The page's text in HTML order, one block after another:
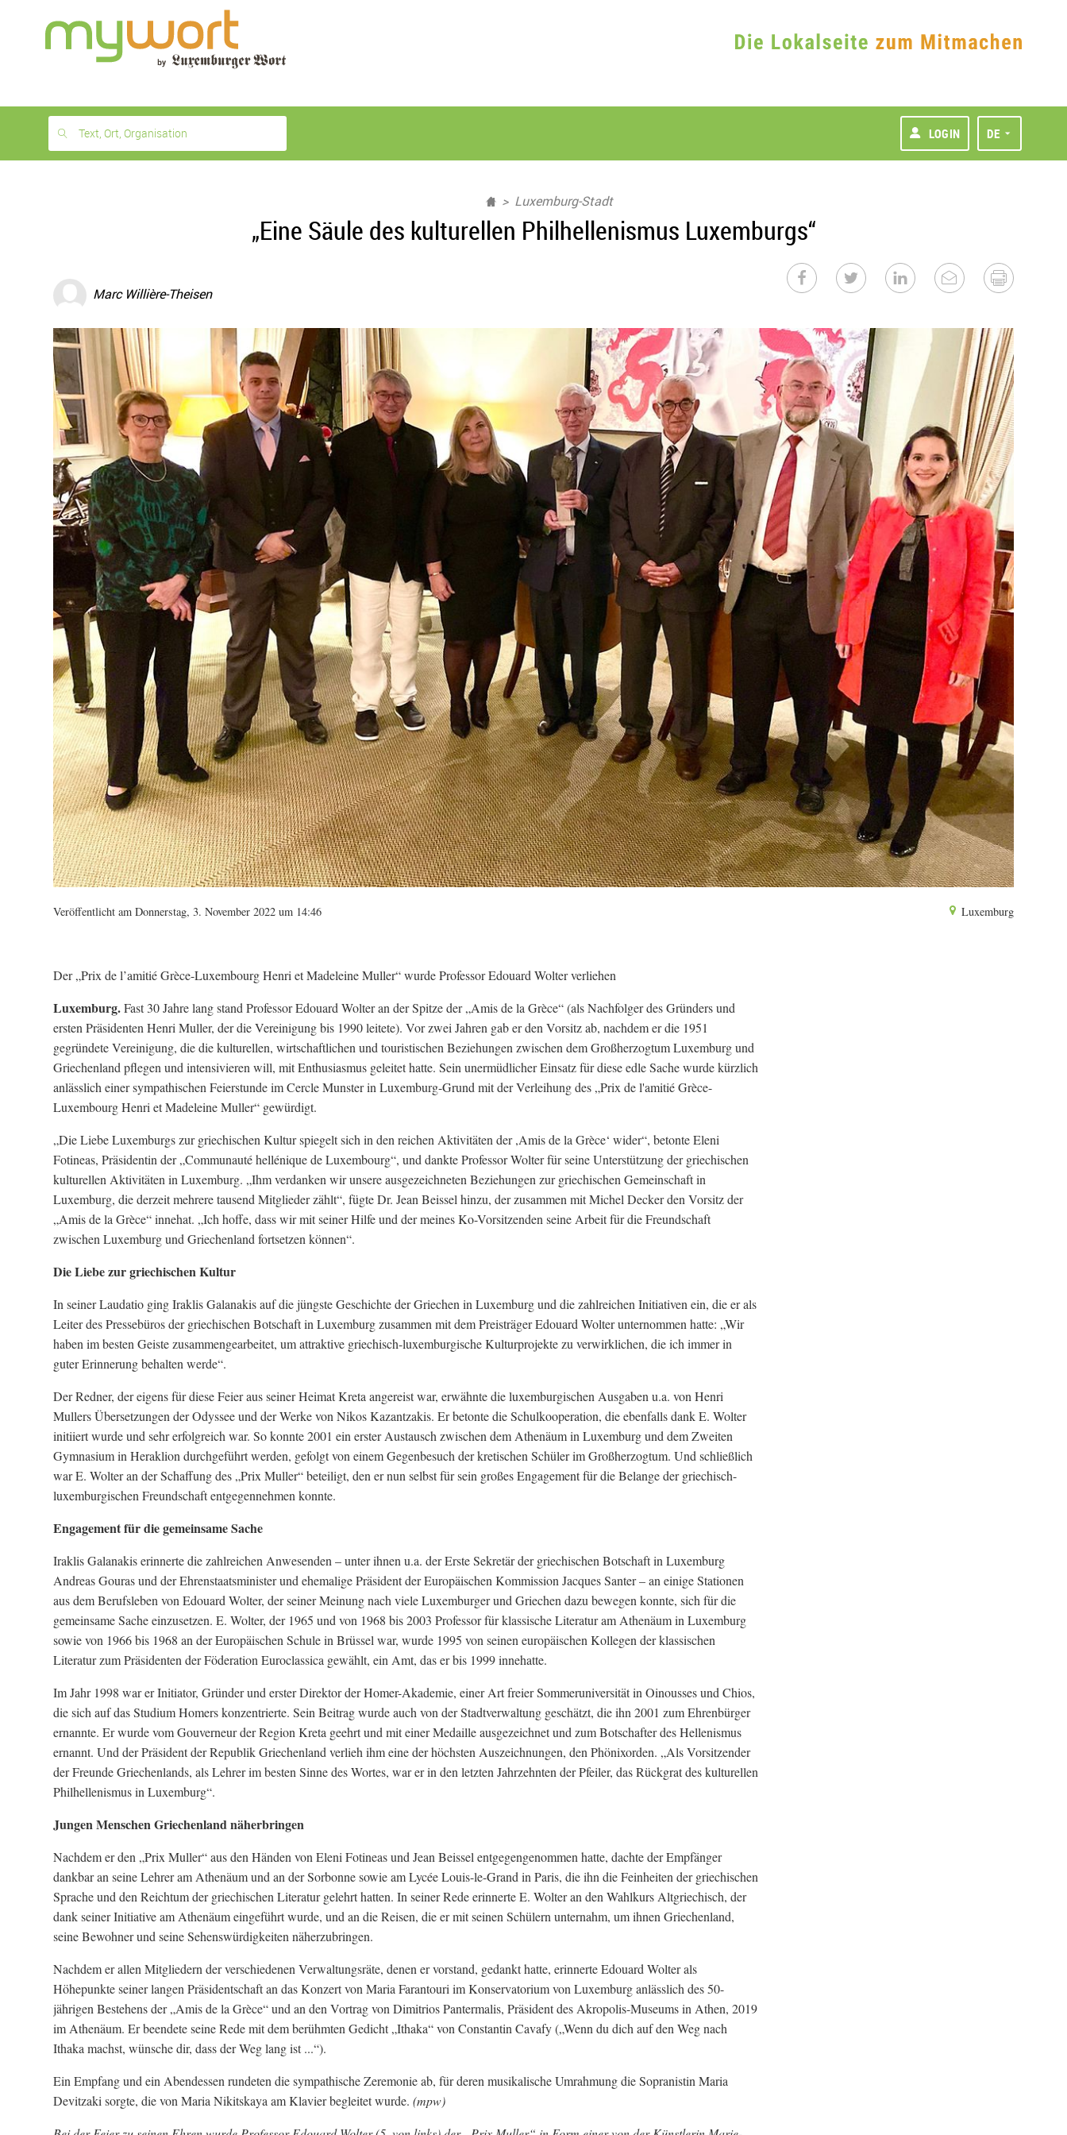
month
free
Text, Ort, Organisation LOGIN DE
Luxemburg-Stadt
„Eine Säule des kulturellen Philhellenismus Luxemburgs“
Marc Willière-Theisen
Veröffentlicht am Donnerstag, 3. November 2022 um 14:46 Luxemburg
Der „Prix de l’amitié Grèce-Luxembourg Henri et Madeleine Muller“ wurde Professor Edouard Wolter verliehen
Luxemburg.Fast 30 Jahre lang stand Professor Edouard Wolter an der Spitze der „Amis de la Grèce“ (als Nachfolger des Gründers und
ersten Präsidenten Henri Muller, der die Vereinigung bis 1990 leitete). Vor zwei Jahren gab er den Vorsitz ab, nachdem er die 1951
gegründete Vereinigung, die die kulturellen, wirtschaftlichen und touristischen Beziehungen zwischen dem Großherzogtum Luxemburg und
Griechenland pflegen und intensivieren will, mit Enthusiasmus geleitet hatte. Sein unermüdlicher Einsatz für diese edle Sache wurde kürzlich
anlässlich einer sympathischen Feierstunde im Cercle Munster in Luxemburg-Grund mit der Verleihung des „Prix de l'amitié Grèce-
Luxembourg Henri et Madeleine Muller“ gewürdigt.
„Die Liebe Luxemburgs zur griechischen Kultur spiegelt sich in den reichen Aktivitäten der ,Amis de la Grèce‘ wider“, betonte Eleni
Fotineas, Präsidentin der „Communauté hellénique de Luxembourg“, und dankte Professor Wolter für seine Unterstützung der griechischen
kulturellen Aktivitäten in Luxemburg. „Ihm verdanken wir unsere ausgezeichneten Beziehungen zur griechischen Gemeinschaft in
Luxemburg, die derzeit mehrere tausend Mitglieder zählt“, fügte Dr. Jean Beissel hinzu, der zusammen mit Michel Decker den Vorsitz der
„Amis de la Grèce“ innehat. „Ich hoffe, dass wir mit seiner Hilfe und der meines Ko-Vorsitzenden seine Arbeit für die Freundschaft
zwischen Luxemburg und Griechenland fortsetzen können“.
Die Liebe zur griechischen Kultur
In seiner Laudatio ging Iraklis Galanakis auf die jüngste Geschichte der Griechen in Luxemburg und die zahlreichen Initiativen ein, die er als
Leiter des Pressebüros der griechischen Botschaft in Luxemburg zusammen mit dem Preisträger Edouard Wolter unternommen hatte: „Wir
haben im besten Geiste zusammengearbeitet, um attraktive griechisch-luxemburgische Kulturprojekte zu verwirklichen, die ich immer in
guter Erinnerung behalten werde“.
Der Redner, der eigens für diese Feier aus seiner Heimat Kreta angereist war, erwähnte die luxemburgischen Ausgaben u.a. von Henri
Mullers Übersetzungen der Odyssee und der Werke von Nikos Kazantzakis. Er betonte die Schulkooperation, die ebenfalls dank E. Wolter
initiiert wurde und sehr erfolgreich war. So konnte 2001 ein erster Austausch zwischen dem Athenäum in Luxemburg und dem Zweiten
Gymnasium in Heraklion durchgeführt werden, gefolgt von einem Gegenbesuch der kretischen Schüler im Großherzogtum. Und schließlich
war E. Wolter an der Schaffung des „Prix Muller“ beteiligt, den er nun selbst für sein großes Engagement für die Belange der griechisch-
luxemburgischen Freundschaft entgegennehmen konnte.
Engagement für die gemeinsame Sache
Iraklis Galanakis erinnerte die zahlreichen Anwesenden – unter ihnen u.a. der Erste Sekretär der griechischen Botschaft in Luxemburg
Andreas Gouras und der Ehrenstaatsminister und ehemalige Präsident der Europäischen Kommission Jacques Santer – an einige Stationen
aus dem Berufsleben von Edouard Wolter, der seiner Meinung nach viele Luxemburger und Griechen dazu bewegen konnte, sich für die
gemeinsame Sache einzusetzen. E. Wolter, der 1965 und von 1968 bis 2003 Professor für klassische Literatur am Athenäum in Luxemburg
sowie von 1966 bis 1968 an der Europäischen Schule in Brüssel war, wurde 1995 von seinen europäischen Kollegen der klassischen
Literatur zum Präsidenten der Föderation Euroclassica gewählt, ein Amt, das er bis 1999 innehatte.
Im Jahr 1998 war er Initiator, Gründer und erster Direktor der Homer-Akademie, einer Art freier Sommeruniversität in Oinousses und Chios,
die sich auf das Studium Homers konzentrierte. Sein Beitrag wurde auch von der Stadtverwaltung geschätzt, die ihn 2001 zum Ehrenbürger
ernannte. Er wurde vom Gouverneur der Region Kreta geehrt und mit einer Medaille ausgezeichnet und zum Botschafter des Hellenismus
ernannt. Und der Präsident der Republik Griechenland verlieh ihm eine der höchsten Auszeichnungen, den Phönixorden. „Als Vorsitzender
der Freunde Griechenlands, als Lehrer im besten Sinne des Wortes, war er in den letzten Jahrzehnten der Pfeiler, das Rückgrat des kulturellen
Philhellenismus in Luxemburg“.
Jungen Menschen Griechenland näherbringen
Nachdem er den „Prix Muller“ aus den Händen von Eleni Fotineas und Jean Beissel entgegengenommen hatte, dachte der Empfänger
dankbar an seine Lehrer am Athenäum und an der Sorbonne sowie am Lycée Louis-le-Grand in Paris, die ihn die Feinheiten der griechischen
Sprache und den Reichtum der griechischen Literatur gelehrt hatten. In seiner Rede erinnerte E. Wolter an den Wahlkurs Altgriechisch, der
dank seiner Initiative am Athenäum eingeführt wurde, und an die Reisen, die er mit seinen Schülern unternahm, um ihnen Griechenland,
seine Bewohner und seine Sehenswürdigkeiten näherzubringen.
Nachdem er allen Mitgliedern der verschiedenen Verwaltungsräte, denen er vorstand, gedankt hatte, erinnerte Edouard Wolter als
Höhepunkte seiner langen Präsidentschaft an das Konzert von Maria Farantouri im Konservatorium von Luxemburg anlässlich des 50-
jährigen Bestehens der „Amis de la Grèce“ und an den Vortrag von Dimitrios Pantermalis, Präsident des Akropolis-Museums in Athen, 2019
im Athenäum. Er beendete seine Rede mit dem berühmten Gedicht „Ithaka“ von Constantin Cavafy („Wenn du dich auf den Weg nach
Ithaka machst, wünsche dir, dass der Weg lang ist ...“).
Ein Empfang und ein Abendessen rundeten die sympathische Zeremonie ab, für deren musikalische Umrahmung die Sopranistin Maria
Devitzaki sorgte, die von Maria Nikitskaya am Klavier begleitet wurde. (mpw)